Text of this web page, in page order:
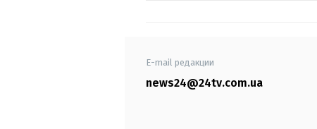
E-mail редакции
news24@24tv.com.ua